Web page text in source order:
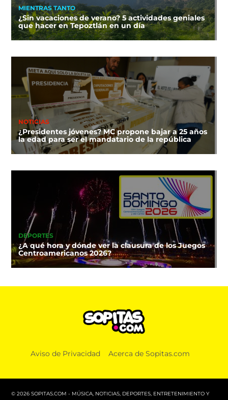
MIENTRAS TANTO
¿Sin vacaciones de verano? 5 actividades geniales
que hacer en Tepoztlán en un día
NOTICIAS
¿Presidentes jóvenes? MC propone bajar a 25 años
la edad para ser el mandatario de la república
DEPORTES
¿A qué hora y dónde ver la clausura de los Juegos
Centroamericanos 2026?
Aviso de Privacidad Acerca de Sopitas.com
© 2026 SOPITAS.COM - MÚSICA, NOTICIAS, DEPORTES, ENTRETENIMIENTO Y